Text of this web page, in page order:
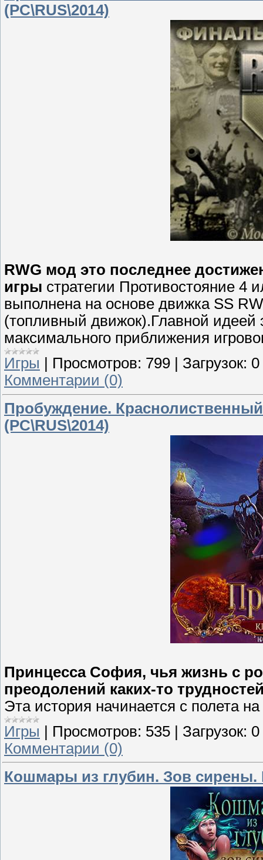
(PC\RUS\2014)
RWG мод это последнее
игры стратегии Противостояние
выполнена на основе движка SS
(топливный движок).Главной идеей
максимального приближения
Игры
Просмотров: 799 Загрузок: 0
Комментарии (0)
Пробуждение.
(PC\RUS\2014)
Принцесса София, чья жизнь с
преодолений каких-то
Эта история начинается с полета
Игры
Просмотров: 535 Загрузок: 0
Комментарии (0)
Кошмары из глубин. Зов сирены.